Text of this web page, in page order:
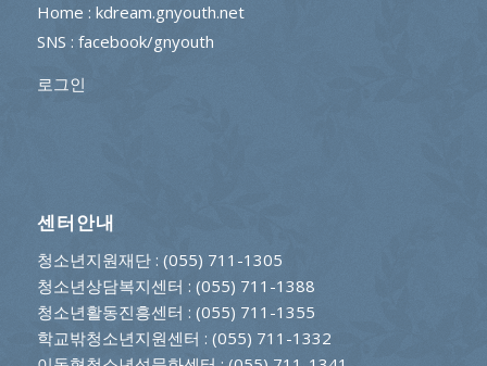
Home : kdream.gnyouth.net
SNS : facebook/gnyouth
로그인
센터안내
청소년지원재단: (055) 711-1305
청소년상담복지센터 : (055) 711-1388
청소년활동진흥센터 : (055) 711-1355
학교밖청소년지원센터 : (055) 711-1332